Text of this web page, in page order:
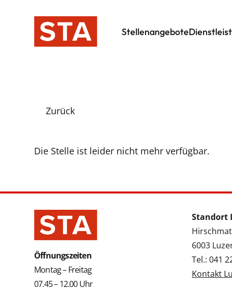
Stellenangebote
Zurück
Die Stelle ist leider nicht mehr verfügbar.
Öffnungszeiten
Montag – Freitag
07.45 – 12.00 Uhr
Standort
6003
Tel.: 041
Kontakt